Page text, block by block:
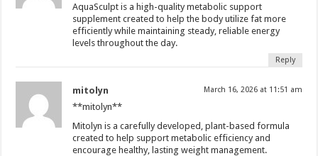
AquaSculpt is a high-quality metabolic support
supplement created to help the body utilize fat more
efficiently while maintaining steady, reliable energy
levels throughout the day.
Reply
mitolyn March 16, 2026 at 11:51 am
**mitolyn**
Mitolyn is a carefully developed, plant-based formula
created to help support metabolic efficiency and
encourage healthy, lasting weight management.